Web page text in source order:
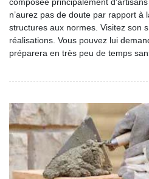
n’aurez pas de doute par rapport à
structures aux normes. Visitez son
réalisations. Vous pouvez lui
préparera en très peu de temps